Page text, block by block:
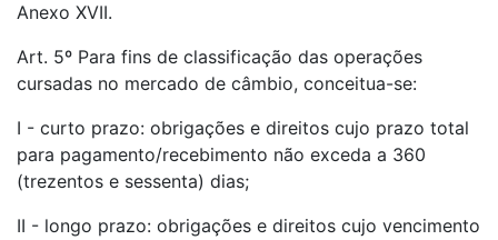
Anexo XVII.
Art. 5º Para fins de classificação das operações
cursadas no mercado de câmbio, conceitua-se:
I - curto prazo: obrigações e direitos cujo prazo total
para pagamento/recebimento não exceda a 360
(trezentos e sessenta) dias;
II - longo prazo: obrigações e direitos cujo vencimento